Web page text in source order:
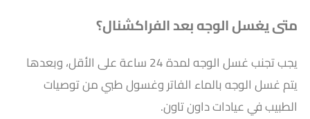
متى يغسل الوجه بعد الفراكشنال؟
يجب تجنب غسل الوجه لمدة 24 ساعة على الأقل، وبعدها
يتم غسل الوجه بالماء الفاتر وغسول طبي من توصيات
الطبيب في عيادات داون تاون.